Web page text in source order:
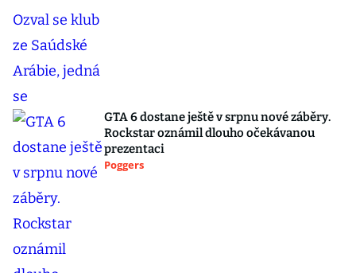
GTA 6 dostane ještě v srpnu nové záběry.
Rockstar oznámil dlouho očekávanou
prezentaci
Poggers